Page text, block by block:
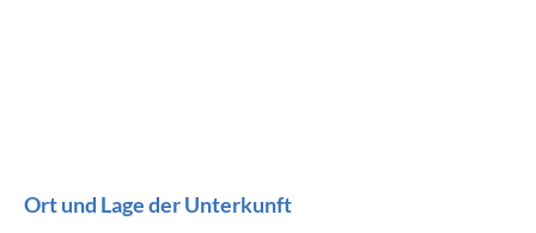
Ort und Lage der Unterkunft